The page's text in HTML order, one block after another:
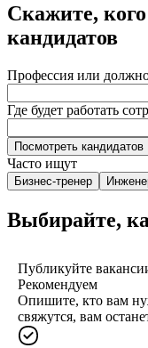
Скажите,
кандидатов
Профессия или
Где будет работать
Посмотреть кандидатов
Часто ищут
Бизнес-тренер
Выбирайте,
Публикуйте
Рекомендуем
Опишите, кто вам
свяжутся, вам